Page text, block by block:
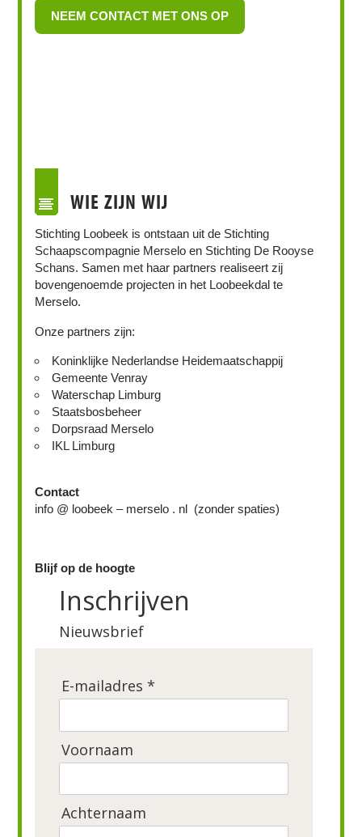
NEEM CONTACT MET ONS OP
WIE ZIJN WIJ
Stichting Loobeek is ontstaan uit de Stichting
Schaapscompagnie Merselo en Stichting De Rooyse
Schans. Samen met haar partners realiseert zij
bovengenoemde projecten in het Loobeekdal te
Merselo.
Onze partners zijn:
Koninklijke Nederlandse Heidemaatschappij
Gemeente Venray
Waterschap Limburg
Staatsbosbeheer
Dorpsraad Merselo
IKL Limburg
Contact
info @ loobeek – merselo . nl (zonder spaties)
Blijf op de hoogte
Inschrijven
Nieuwsbrief
E-mailadres *
Voornaam
Achternaam